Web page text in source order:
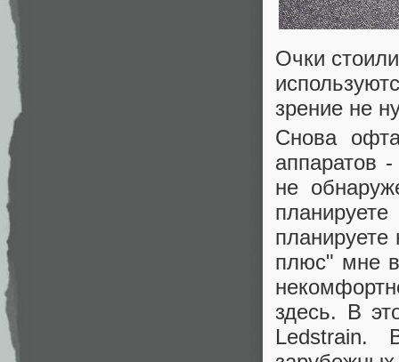
Очки
зрение не
Снова
аппаратов
не
плюс" мне
здесь. В
Ledstrain.